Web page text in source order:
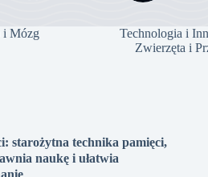
i Mózg Technologia i
Zwierzęta i
starożytna technika pamięci,
naukę i ułatwia